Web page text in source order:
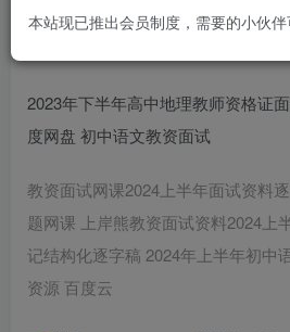
2023年下半年高中地理教师资格证
度网盘 初中语文教资面试
教资面试网课2024上半年面试资料
题网课 上岸熊教资面试资料2024上
记结构化逐字稿 2024年上半年初中
资源 百度云
本站现已推出会员制度，需要的小伙